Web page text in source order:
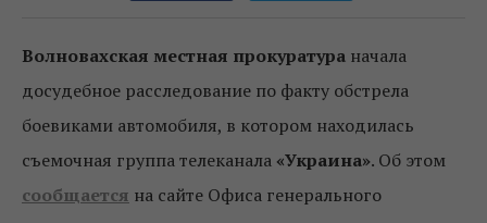
Волновахская местная прокуратура начала
досудебное расследование по факту обстрела
боевиками автомобиля, в котором находилась
съемочная группа телеканала «Украина». Об этом
сообщается на сайте Офиса генерального